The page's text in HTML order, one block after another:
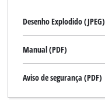
Desenho Explodido (JPEG)
Manual (PDF)
Aviso de segurança (PDF)